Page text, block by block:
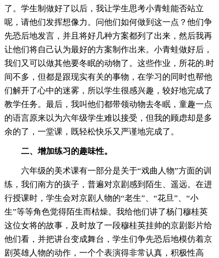
了。学生制做好了以后，我让学生思考小青蛙能否站立
呢，请他们发挥想像力。问他们如何做到这一点？他们争
先恐后地发言，并且将好几种方案都列了出来，然后我再
让他们将自己认为最好的方案制作出来。小青蛙做好后，
我们又可以做其他要冬眠的动物了。这些作业，所花的.时
间不多，但都是跟现实有关的事物，在学习的同时也帮他
们解开了心中的迷雾，所以学生很感兴趣，较好地完成了
教学任务。最后，我叫他们都带领动物去冬眠，童趣一点
的语言原来以为六年级学生难以接受，但我的顾虑却是多
余的了，一堂课，既轻松快乐又严谨地完成了。
二、增加练习的趣味性。
六年级的美术课有一部分是关于“戏曲人物”方面的训
练，我们南方的孩子，普遍对京剧感到陌生、遥远。在进
行授课时，学生会对京剧人物的“老生”、“花旦”、“小
生”等等角色觉得陌生而枯燥。我给他们讲了杨门穆桂英
这位女将的故事，及时放了一段穆桂英挂帅的京剧影片给
他们看，并把讲台变成舞台，学生们争先恐后地模仿着京
剧英雄人物的动作，一个个表演得非常认真，积极性高